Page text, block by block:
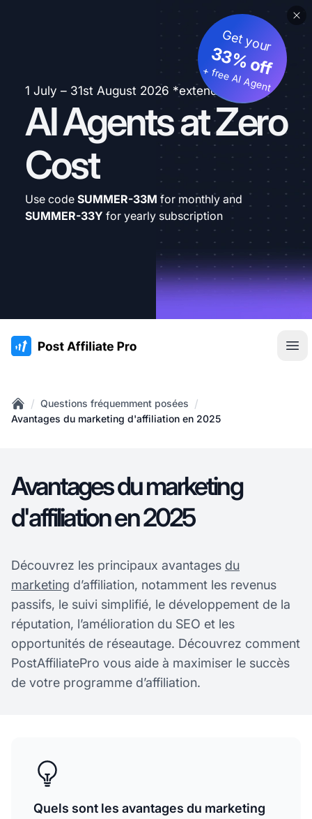
1 July – 31st August 2026 *extended
AI Agents at Zero
Cost
Get your
33% off
+ free AI Agent
Use code SUMMER-33M for monthly and
SUMMER-33Y for yearly subscription
:site.title
Home
/ Questions fréquemment posées /
Avantages du marketing d'affiliation en 2025
Avantages du marketing
d'affiliation en 2025
Découvrez les principaux avantages du
marketing d’affiliation, notamment les revenus
passifs, le suivi simplifié, le développement de la
réputation, l’amélioration du SEO et les
opportunités de réseautage. Découvrez comment
PostAffiliatePro vous aide à maximiser le succès
de votre programme d’affiliation.
Quels sont les avantages du marketing